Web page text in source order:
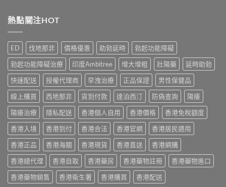
購
與
正
貨
渠
道〉
中
款
男
士
保
健
品
真
實
比
較
與
選
購
指
南〉
中
哪
常
見
副
作
用
完
整
說
明
與
安
全
服
用
指
南〉
中
馬
糖
果
真
相：
香
港
用
家
實
測
與
正
貨
購
買
指
南〉
中
熱點關注HOT
ED 伐地那非 價格優惠 助勃延時
勃起功能障礙
勃起功能障礙治療
印度Ambitree 增大增粗 壯陽藥
延時助勃
快速配送
授權代理商 早洩治療 正品保證
男性保健品
線上購買
西地那非 貨到付款 達泊西汀 防偽查詢
陽痿
陽痿治療
隱私配送 香港個人自用 香港價格
香港免稅額度
香港入境
香港到付 香港合法 香港官網
香港居民適用
香港正品
香港海關 香港現貨 香港直送
香港網購
香港總代理
香港自取 香港藥房 香港藥物註冊
香港藥物進口
香港藥物銷售
香港衛生署 香港購買 香港配送